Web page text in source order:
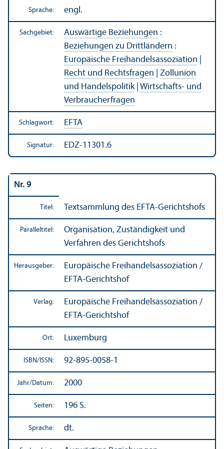
Sprache: engl.
Sachgebiet: Auswärtige Beziehungen :
Beziehungen zu Drittländern :
Europäische Freihandels­assoziation
Recht und Rechts­fragen
Zollunion
und Handels­politik| Wirtschafts- und
Verbraucherfragen
Schlagwort: EFTA
Signatur: EDZ-11301.6
Nr. 9
Titel: Textsammlung des EFTA-Gerichtshofs
Paralleltitel:
Organisation, Zuständigkeit und
Verfahren des Gerichtshofs
Herausgeber:
Europäische Freihandels­assoziation /
EFTA-Gerichtshof
Verlag:
Europäische Freihandels­assoziation /
EFTA-Gerichtshof
Ort: Luxemburg
ISBN/ ISSN: 92-895-0058-1
Jahr/Datum: 2000
Seiten: 196 S.
Sprache: dt.